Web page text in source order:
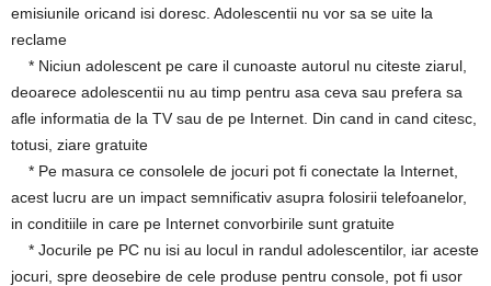
emisiunile oricand isi doresc. Adolescentii nu vor sa se uite la
reclame
* Niciun adolescent pe care il cunoaste autorul nu citeste ziarul,
deoarece adolescentii nu au timp pentru asa ceva sau prefera sa
afle informatia de la TV sau de pe Internet. Din cand in cand citesc,
totusi, ziare gratuite
* Pe masura ce consolele de jocuri pot fi conectate la Internet,
acest lucru are un impact semnificativ asupra folosirii telefoanelor,
in conditiile in care pe Internet convorbirile sunt gratuite
* Jocurile pe PC nu isi au locul in randul adolescentilor, iar aceste
jocuri, spre deosebire de cele produse pentru console, pot fi usor